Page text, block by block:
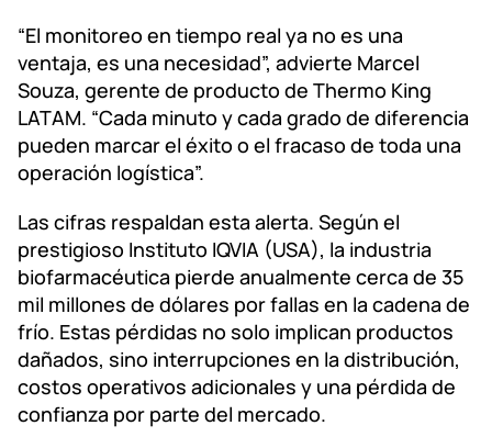
“El monitoreo en tiempo real ya no es una
ventaja, es una necesidad”, advierte Marcel
Souza, gerente de producto de Thermo King
LATAM. “Cada minuto y cada grado de diferencia
pueden marcar el éxito o el fracaso de toda una
operación logística”.
Las cifras respaldan esta alerta. Según el
prestigioso Instituto IQVIA (USA), la industria
biofarmacéutica pierde anualmente cerca de 35
mil millones de dólares por fallas en la cadena de
frío. Estas pérdidas no solo implican productos
dañados, sino interrupciones en la distribución,
costos operativos adicionales y una pérdida de
confianza por parte del mercado.